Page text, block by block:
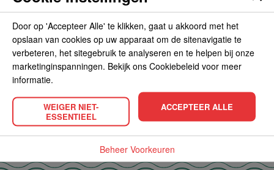
POPULAIRE PRODUCTEN
Door op 'Accepteer Alle' te klikken, gaat u akkoord met het
opslaan van cookies op uw apparaat om de sitenavigatie te
verbeteren, het sitegebruik te analyseren en te helpen bij onze
marketinginspanningen. Bekijk ons Cookiebeleid voor meer
informatie.
WEIGER NIET-
ESSENTIEEL
ACCEPTEER ALLE
Beheer Voorkeuren